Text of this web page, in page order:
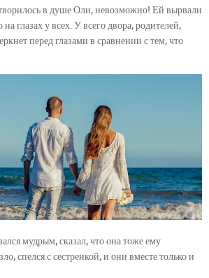
в душе Оли, невозможно! Ей вырвали
на глазах у всех. У всего двора, родителей,
перед глазами в сравнении с тем, что
мудрым, сказал, что она тоже ему
спелся с сестренкой, и они вместе только и